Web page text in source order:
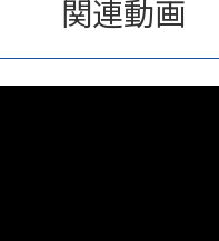
関連動画